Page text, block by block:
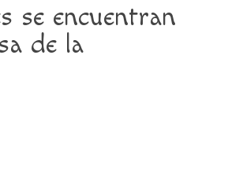
se encuentran
de la